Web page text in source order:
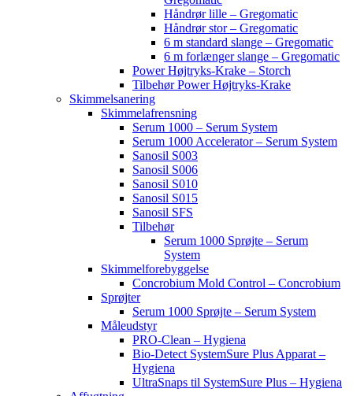
Håndrør lille – Gregomatic
Håndrør stor – Gregomatic
6 m standard slange – Gregomatic
6 m forlænger slange – Gregomatic
Power Højtryks-Krake – Storch
Tilbehør Power Højtryks-Krake
Skimmelsanering
Skimmelafrensning
Serum 1000 – Serum System
Serum 1000 Accelerator – Serum System
Sanosil S003
Sanosil S006
Sanosil S010
Sanosil S015
Sanosil SFS
Tilbehør
Serum 1000 Sprøjte – Serum
System
Skimmelforebyggelse
Concrobium Mold Control – Concrobium
Sprøjter
Serum 1000 Sprøjte – Serum System
Måleudstyr
PRO-Clean – Hygiena
Bio-Detect SystemSure Plus Apparat –
Hygiena
UltraSnaps til SystemSure Plus – Hygiena